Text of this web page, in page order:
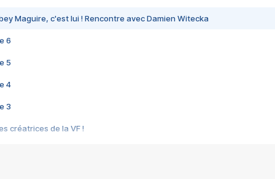
Maguire, c'est lui ! Rencontre avec Damien Witecka
6
5
4
3
créatrices de la VF !